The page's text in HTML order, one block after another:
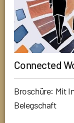
Connected
Broschüre: Mit
Belegschaft